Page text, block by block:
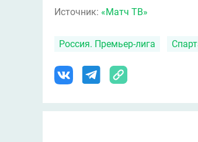
Источник: «Матч ТВ»
Россия. Премьер-лига